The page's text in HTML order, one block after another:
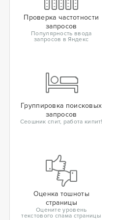
Проверка частотности
запросов
Популярность ввода
запросов в Яндекс
Группировка поисковых
запросов
Сеошник спит, работа кипит!
Оценка тошноты
страницы
Оцените уровень
текстового спама страницы